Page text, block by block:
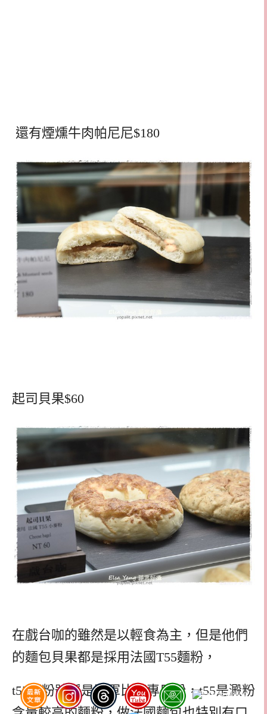
還有煙燻牛肉帕尼尼$180
起司貝果$60
在戲台咖的雖然是以輕食為主，但是他們
的麵包貝果都是採用法國T55麵粉，
t55麵粉號稱是冠軍比賽專用粉，t55是澱粉